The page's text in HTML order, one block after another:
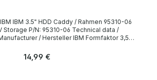
06 Technical data /
Regulärer Preis:
14,99 €